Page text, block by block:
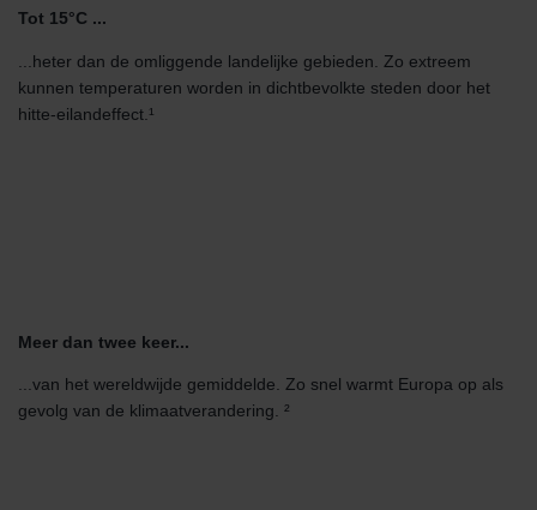
Tot 15°C ...
...heter dan de omliggende landelijke gebieden. Zo extreem
kunnen temperaturen worden in dichtbevolkte steden door het
hitte-eilandeffect.¹
Meer dan twee keer...
...van het wereldwijde gemiddelde. Zo snel warmt Europa op als
gevolg van de klimaatverandering. ²